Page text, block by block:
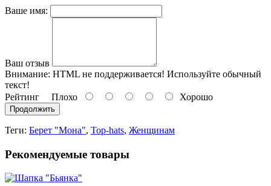
Ваше имя:
Ваш отзыв
Внимание: HTML не поддерживается! Используйте обычный
текст!
Рейтинг Плохо Хорошо
Продолжить
Теги: Берет "Мона", Top-hats, Женщинам
Рекомендуемые товары